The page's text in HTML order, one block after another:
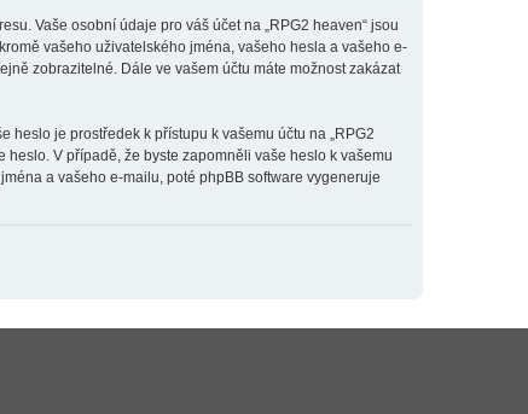
Vaše osobní údaje pro váš účet na „RPG2 heaven“ jsou
vašeho uživatelského jména, vašeho hesla a vašeho e-
zobrazitelné. Dále ve vašem účtu máte možnost zakázat
je prostředek k přístupu k vašemu účtu na „RPG2
heslo. V případě, že byste zapomněli vaše heslo k vašemu
a vašeho e-mailu, poté phpBB software vygeneruje